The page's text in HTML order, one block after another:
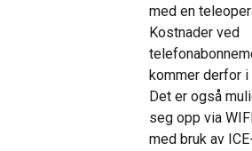
med en
Kostnader ved
kommer derfor
Det er også
seg opp via
med bruk av